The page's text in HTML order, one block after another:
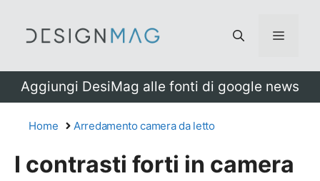
Menu
Aggiungi DesiMag alle fonti di google news
Home Arredamento camera da letto
I contrasti forti in camera